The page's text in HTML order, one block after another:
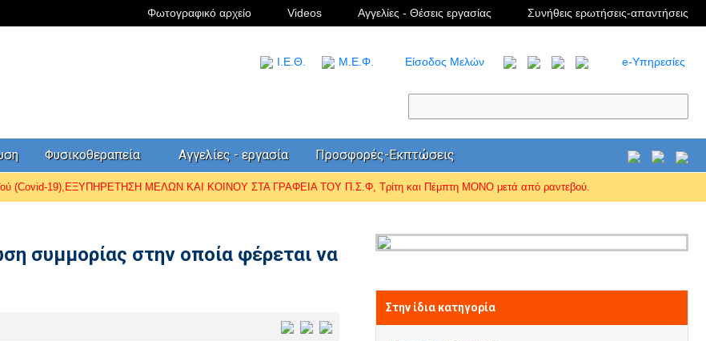
Φωτογραφικό αρχείο Videos Αγγελίες - Θέσεις εργασίας Συνήθεις ερωτήσεις-απαντήσεις
I.Ε.Θ. Μ.Ε.Φ. Είσοδος Μελών e-Υπηρεσίες
Φυσικοθεραπεία Αγγελίες - εργασία Προσφορές-Εκπτώσεις
(Covid-19),ΕΞΥΠΗΡΕΤΗΣΗ ΜΕΛΩΝ ΚΑΙ ΚΟΙΝΟΥ ΣΤΑ ΓΡΑΦΕΙΑ ΤΟΥ Π.Σ.Φ, Τρίτη και Πέμπτη ΜΟΝΟ μετά από ραντεβού.
συμμορίας στην οποία φέρεται να
Στην ίδια κατηγορία